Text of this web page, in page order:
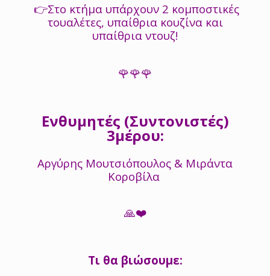
👉Στο κτήμα υπάρχουν 2 κομποστικές
τουαλέτες, υπαίθρια κουζίνα και
υπαίθρια ντουζ!
🌹🌹🌹
Ενθυμητές (Συντονιστές)
3μέρου:
Αργύρης Μουτσιόπουλος & Μιράντα
Κοροβίλα
🙏❤️
Τι θα βιώσουμε: